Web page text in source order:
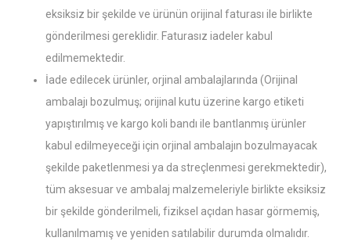
eksiksiz bir şekilde ve ürünün orijinal faturası ile birlikte
gönderilmesi gereklidir. Faturasız iadeler kabul
edilmemektedir.
İade edilecek ürünler, orjinal ambalajlarında (Orijinal
ambalajı bozulmuş; orijinal kutu üzerine kargo etiketi
yapıştırılmış ve kargo koli bandı ile bantlanmış ürünler
kabul edilmeyeceği için orjinal ambalajın bozulmayacak
şekilde paketlenmesi ya da streçlenmesi gerekmektedir),
tüm aksesuar ve ambalaj malzemeleriyle birlikte eksiksiz
bir şekilde gönderilmeli, fiziksel açıdan hasar görmemiş,
kullanılmamış ve yeniden satılabilir durumda olmalıdır.